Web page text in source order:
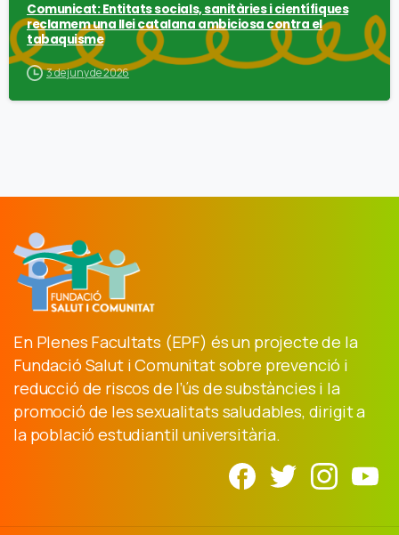
Comunicat: Entitats socials, sanitàries i científiques
reclamem una llei catalana ambiciosa contra el
tabaquisme
3 de juny de 2026
En Plenes Facultats (EPF) és un projecte de la
Fundació Salut i Comunitat sobre prevenció i
reducció de riscos de l’ús de substàncies i la
promoció de les sexualitats saludables, dirigit a
la població estudiantil universitària.